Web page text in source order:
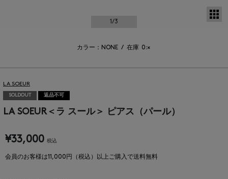
1/3
カラー：NONE / 在庫 0:×
LA SOEUR
SOLDOUT 返品不可
LA SOEUR＜ラ スール＞ ピアス（パール）
¥33,000 税込
会員のお客様は11,000円（税込）以上ご購入で送料無料